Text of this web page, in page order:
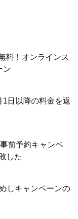
料！オンラインス
ン
1日以降の料金を返
前予約キャンペ
した
しキャンペーンの